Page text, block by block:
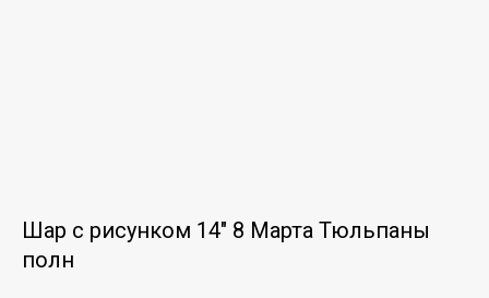
Шар с рисунком 14" 8 Марта Тюльпаны
полн